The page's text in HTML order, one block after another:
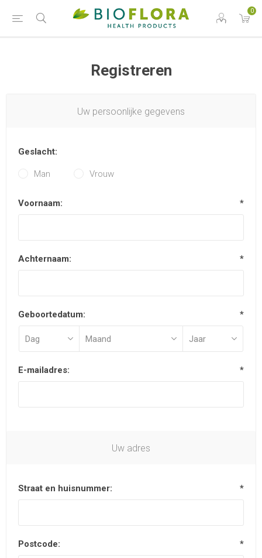
0
Registreren
Uw persoonlijke gegevens
Geslacht:
Man Vrouw
Voornaam: *
Achternaam: *
Geboortedatum: *
E-mailadres: *
Uw adres
Straat en huisnummer: *
Postcode: *